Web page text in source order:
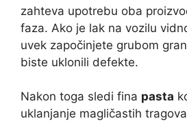
zahteva upotrebu oba
faza. Ako je lak na vozilu
uvek započinjete grubom
biste uklonili defekte.
Nakon toga sledi fina pasta
uklanjanje magličastih